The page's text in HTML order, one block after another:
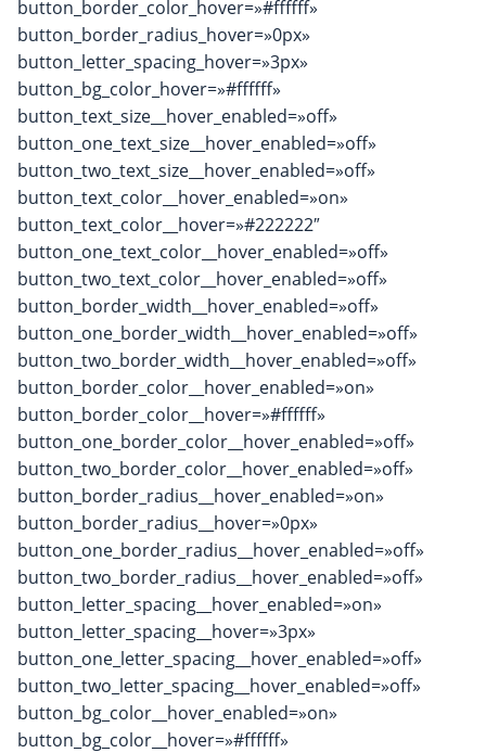
button_border_color_hover=»#ffffff»
button_border_radius_hover=»0px»
button_letter_spacing_hover=»3px»
button_bg_color_hover=»#ffffff»
button_text_size__hover_enabled=»off»
button_one_text_size__hover_enabled=»off»
button_two_text_size__hover_enabled=»off»
button_text_color__hover_enabled=»on»
button_text_color__hover=»#222222″
button_one_text_color__hover_enabled=»off»
button_two_text_color__hover_enabled=»off»
button_border_width__hover_enabled=»off»
button_one_border_width__hover_enabled=»off»
button_two_border_width__hover_enabled=»off»
button_border_color__hover_enabled=»on»
button_border_color__hover=»#ffffff»
button_one_border_color__hover_enabled=»off»
button_two_border_color__hover_enabled=»off»
button_border_radius__hover_enabled=»on»
button_border_radius__hover=»0px»
button_one_border_radius__hover_enabled=»off»
button_two_border_radius__hover_enabled=»off»
button_letter_spacing__hover_enabled=»on»
button_letter_spacing__hover=»3px»
button_one_letter_spacing__hover_enabled=»off»
button_two_letter_spacing__hover_enabled=»off»
button_bg_color__hover_enabled=»on»
button_bg_color__hover=»#ffffff»